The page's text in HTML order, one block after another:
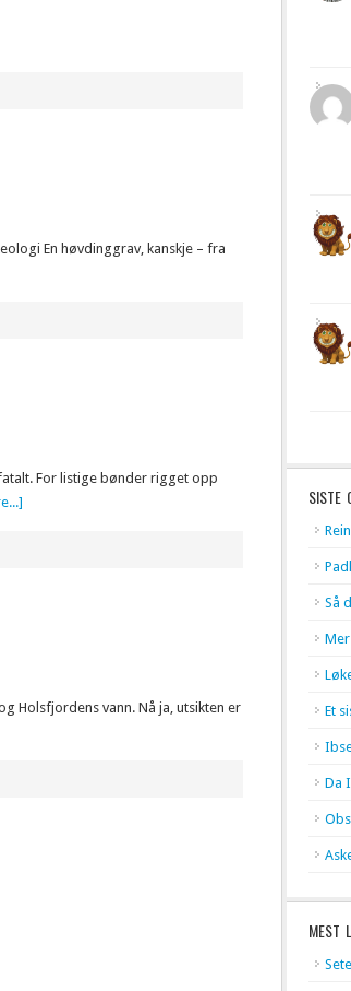
En høvdinggrav, kanskje – fra
For listige bønder rigget opp
Holsfjordens vann. Nå ja, utsikten er
SISTE
Så
Et
Da
MEST